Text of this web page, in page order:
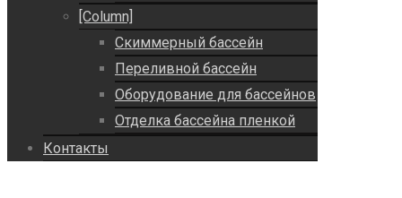
[Column]
Скиммерный бассейн
Переливной бассейн
Оборудование для бассейнов
Отделка бассейна пленкой
Контакты